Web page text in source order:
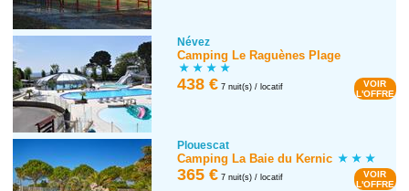
Névez
Camping Le Raguènes Plage
438 € 7 nuit(s) / locatif
VOIR
L'OFFRE
Plouescat
Camping La Baie du Kernic
365 € 7 nuit(s) / locatif
VOIR
L'OFFRE